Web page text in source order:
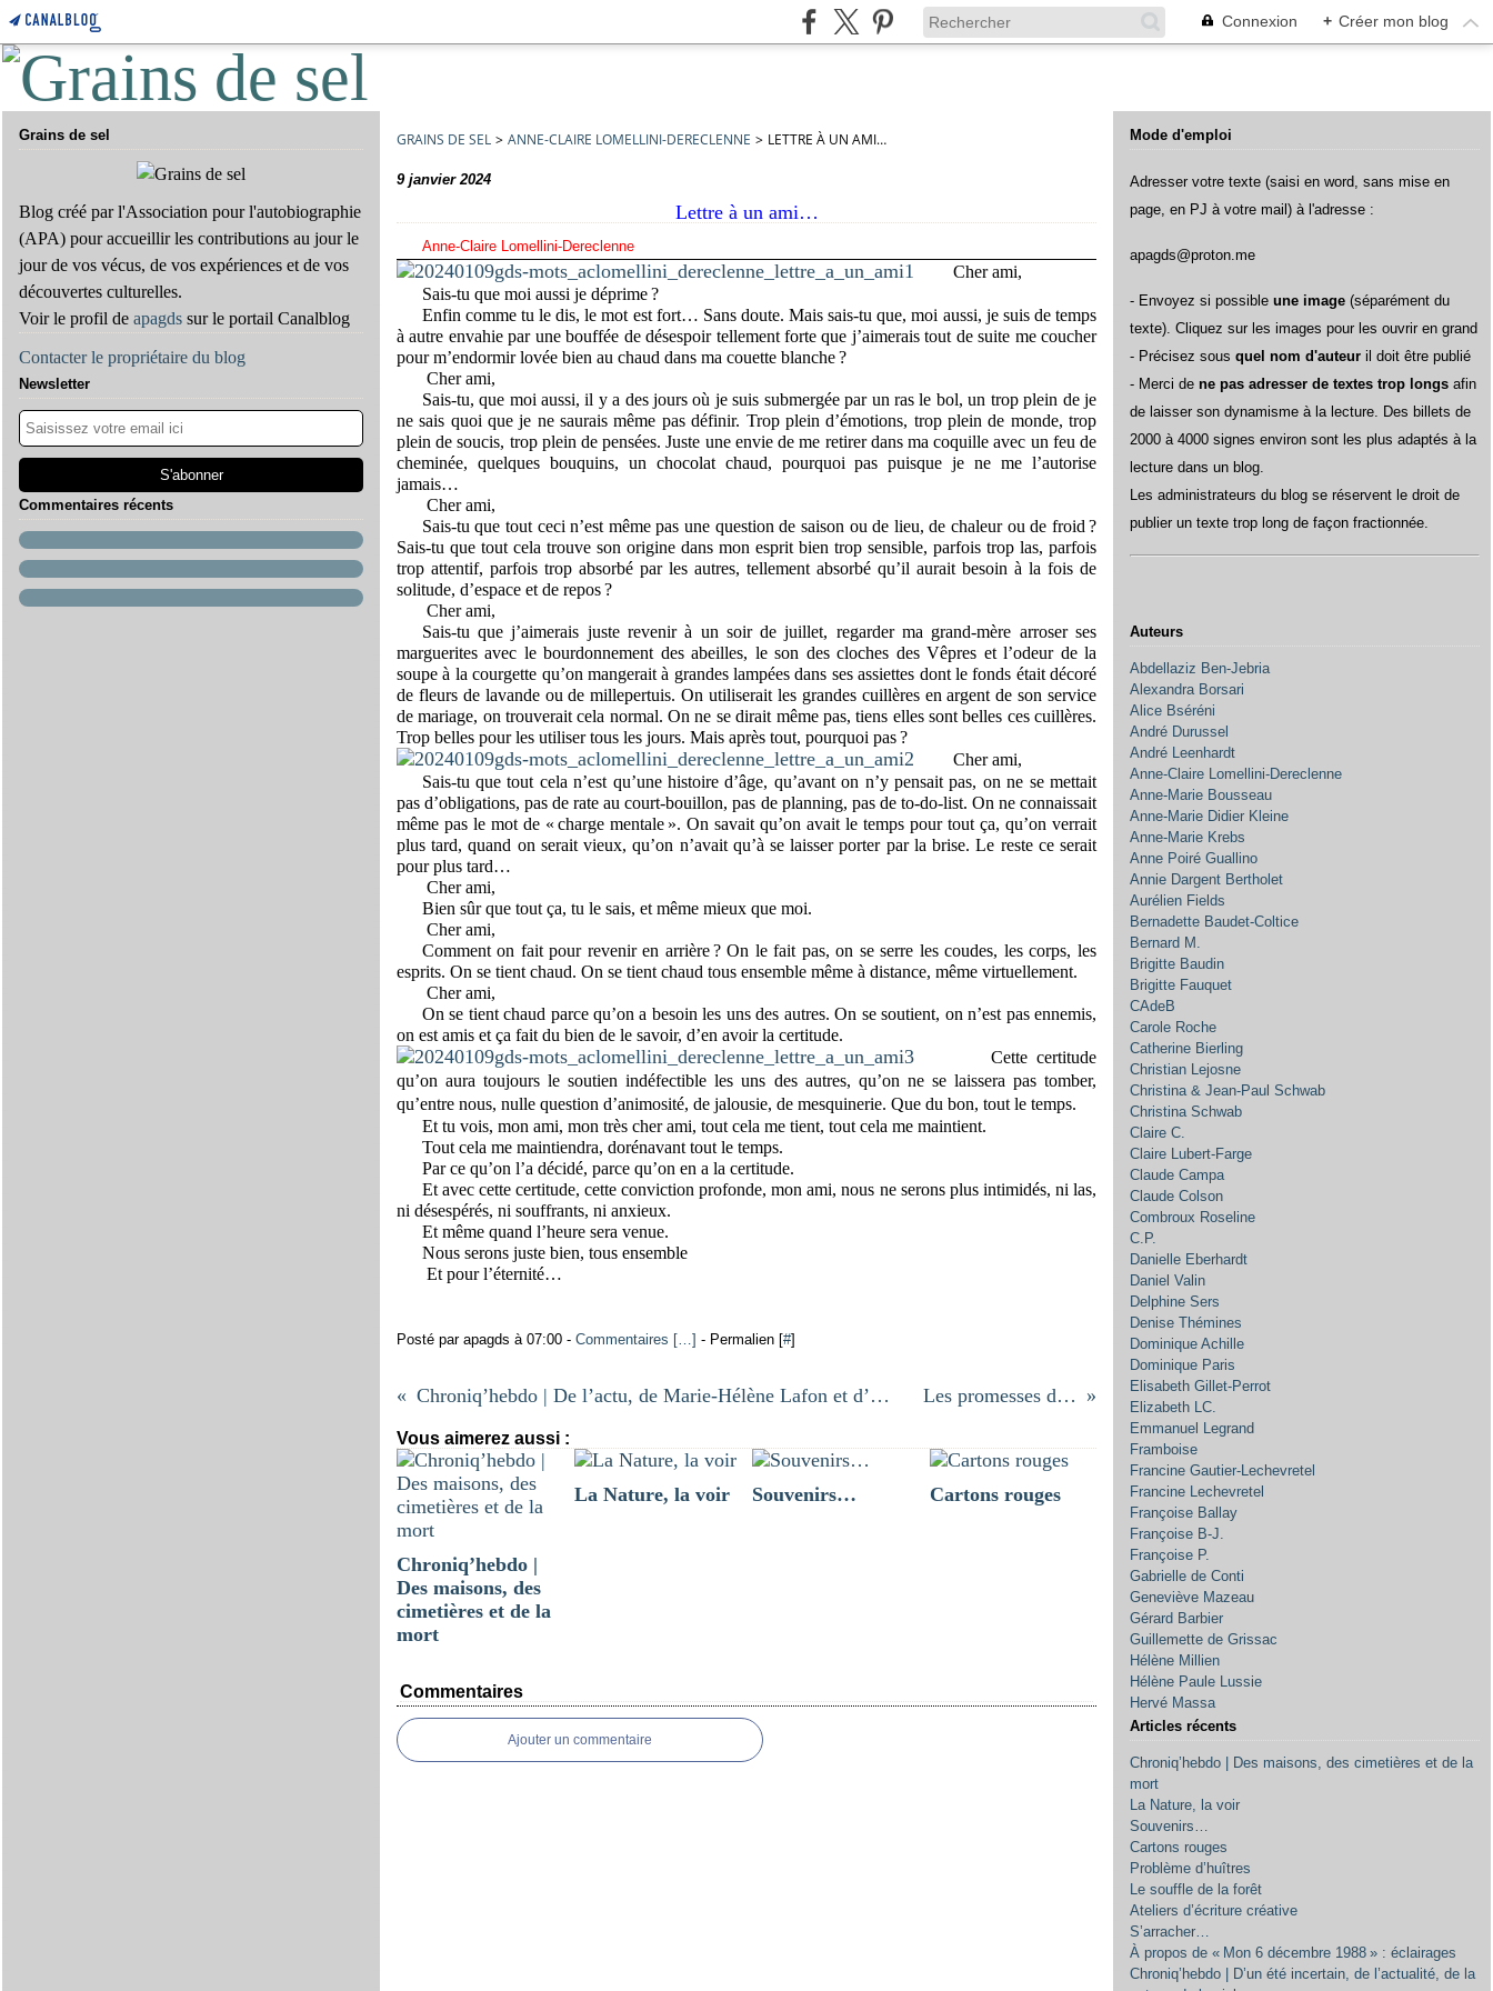
Connexion + Créer mon blog
Grains de sel
Blog créé par l'Association pour l'autobiographie
(APA) pour accueillir les contributions au jour le
jour de vos vécus, de vos expériences et de vos
découvertes culturelles.
Voir le profil de apagds sur le portail Canalblog
Contacter le propriétaire du blog
Newsletter
Commentaires récents
GRAINS DE SEL > ANNE-CLAIRE LOMELLINI-DERECLENNE > LETTRE À UN AMI…
9 janvier 2024
Lettre à un ami…
Anne-Claire Lomellini-Dereclenne
Cher ami,
Sais-tu que moi aussi je déprime ?
Enfin comme tu le dis, le mot est fort… Sans doute. Mais sais-tu que, moi aussi, je suis de temps
à autre envahie par une bouffée de désespoir tellement forte que j’aimerais tout de suite me coucher
pour m’endormir lovée bien au chaud dans ma couette blanche ?
Cher ami,
Sais-tu, que moi aussi, il y a des jours où je suis submergée par un ras le bol, un trop plein de je
ne sais quoi que je ne saurais même pas définir. Trop plein d’émotions, trop plein de monde, trop
plein de soucis, trop plein de pensées. Juste une envie de me retirer dans ma coquille avec un feu de
cheminée, quelques bouquins, un chocolat chaud, pourquoi pas puisque je ne me l’autorise
jamais…
Cher ami,
Sais-tu que tout ceci n’est même pas une question de saison ou de lieu, de chaleur ou de froid ?
Sais-tu que tout cela trouve son origine dans mon esprit bien trop sensible, parfois trop las, parfois
trop attentif, parfois trop absorbé par les autres, tellement absorbé qu’il aurait besoin à la fois de
solitude, d’espace et de repos ?
Cher ami,
Sais-tu que j’aimerais juste revenir à un soir de juillet, regarder ma grand-mère arroser ses
marguerites avec le bourdonnement des abeilles, le son des cloches des Vêpres et l’odeur de la
soupe à la courgette qu’on mangerait à grandes lampées dans ses assiettes dont le fonds était décoré
de fleurs de lavande ou de millepertuis. On utiliserait les grandes cuillères en argent de son service
de mariage, on trouverait cela normal. On ne se dirait même pas, tiens elles sont belles ces cuillères.
Trop belles pour les utiliser tous les jours. Mais après tout, pourquoi pas ?
Cher ami,
Sais-tu que tout cela n’est qu’une histoire d’âge, qu’avant on n’y pensait pas, on ne se mettait
pas d’obligations, pas de rate au court-bouillon, pas de planning, pas de to-do-list. On ne connaissait
même pas le mot de « charge mentale ». On savait qu’on avait le temps pour tout ça, qu’on verrait
plus tard, quand on serait vieux, qu’on n’avait qu’à se laisser porter par la brise. Le reste ce serait
pour plus tard…
Cher ami,
Bien sûr que tout ça, tu le sais, et même mieux que moi.
Cher ami,
Comment on fait pour revenir en arrière ? On le fait pas, on se serre les coudes, les corps, les
esprits. On se tient chaud. On se tient chaud tous ensemble même à distance, même virtuellement.
Cher ami,
On se tient chaud parce qu’on a besoin les uns des autres. On se soutient, on n’est pas ennemis,
on est amis et ça fait du bien de le savoir, d’en avoir la certitude.
Cette certitude
qu’on aura toujours le soutien indéfectible les uns des autres, qu’on ne se laissera pas tomber,
qu’entre nous, nulle question d’animosité, de jalousie, de mesquinerie. Que du bon, tout le temps.
Et tu vois, mon ami, mon très cher ami, tout cela me tient, tout cela me maintient.
Tout cela me maintiendra, dorénavant tout le temps.
Par ce qu’on l’a décidé, parce qu’on en a la certitude.
Et avec cette certitude, cette conviction profonde, mon ami, nous ne serons plus intimidés, ni las,
ni désespérés, ni souffrants, ni anxieux.
Et même quand l’heure sera venue.
Nous serons juste bien, tous ensemble
Et pour l’éternité…
Posté par apagds à 07:00 - Commentaires [ ] - Permalien [#]
Chroniq’hebdo | De l’actu, de Marie-Hélène Lafon et d’Agnès Varda encore Les promesses de l’aube
Vous aimerez aussi :
Chroniq’hebdo |
Des maisons, des
cimetières et de la
mort
La Nature, la voir Souvenirs… Cartons rouges
Commentaires
Ajouter un commentaire
Mode d'emploi
Adresser votre texte (saisi en word, sans mise en
page, en PJ à votre mail) à l'adresse :
apagds@proton.me
- Envoyez si possible une image (séparément du
texte). Cliquez sur les images pour les ouvrir en grand
- Précisez sous quel nom d'auteur il doit être publié
- Merci de ne pas adresser de textes trop longs afin
de laisser son dynamisme à la lecture. Des billets de
2000 à 4000 signes environ sont les plus adaptés à la
lecture dans un blog.
Les administrateurs du blog se réservent le droit de
publier un texte trop long de façon fractionnée.
Auteurs
Abdellaziz Ben-Jebria
Alexandra Borsari
Alice Bséréni
André Durussel
André Leenhardt
Anne-Claire Lomellini-Dereclenne
Anne-Marie Bousseau
Anne-Marie Didier Kleine
Anne-Marie Krebs
Anne Poiré Guallino
Annie Dargent Bertholet
Aurélien Fields
Bernadette Baudet-Coltice
Bernard M.
Brigitte Baudin
Brigitte Fauquet
CAdeB
Carole Roche
Catherine Bierling
Christian Lejosne
Christina & Jean-Paul Schwab
Christina Schwab
Claire C.
Claire Lubert-Farge
Claude Campa
Claude Colson
Combroux Roseline
C.P.
Danielle Eberhardt
Daniel Valin
Delphine Sers
Denise Thémines
Dominique Achille
Dominique Paris
Elisabeth Gillet-Perrot
Elizabeth LC.
Emmanuel Legrand
Framboise
Francine Gautier-Lechevretel
Francine Lechevretel
Françoise Ballay
Françoise B-J.
Françoise P.
Gabrielle de Conti
Geneviève Mazeau
Gérard Barbier
Guillemette de Grissac
Hélène Millien
Hélène Paule Lussie
Hervé Massa
Articles récents
Chroniq’hebdo | Des maisons, des cimetières et de la
mort
La Nature, la voir
Souvenirs…
Cartons rouges
Problème d’huîtres
Le souffle de la forêt
Ateliers d’écriture créative
S’arracher…
À propos de « Mon 6 décembre 1988 » : éclairages
Chroniq’hebdo | D’un été incertain, de l’actualité, de la